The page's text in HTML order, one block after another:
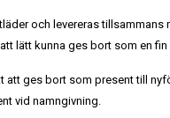
och levereras tillsammans
lätt kunna ges bort som en fin
att ges bort som present till
vid namngivning.